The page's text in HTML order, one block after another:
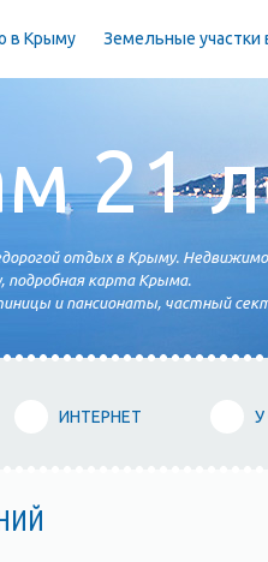
в Крыму Земельные участки
21
отдых в Крыму.
подробная карта Крыма.
и пансионаты, частный
ИНТЕРНЕТ